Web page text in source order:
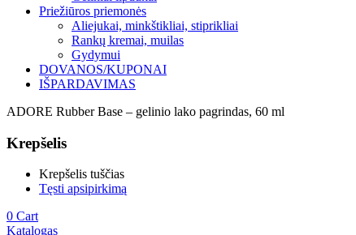
Priežiūros priemonės
Aliejukai, minkštikliai, stiprikliai
Rankų kremai, muilas
Gydymui
DOVANOS/KUPONAI
IŠPARDAVIMAS
ADORE Rubber Base – gelinio lako pagrindas, 60 ml
Krepšelis
Krepšelis tuščias
Tęsti apsipirkimą
0 Cart
Katalogas